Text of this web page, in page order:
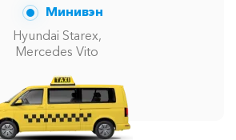
Минивэн
Hyundai Starex,
Mercedes Vito